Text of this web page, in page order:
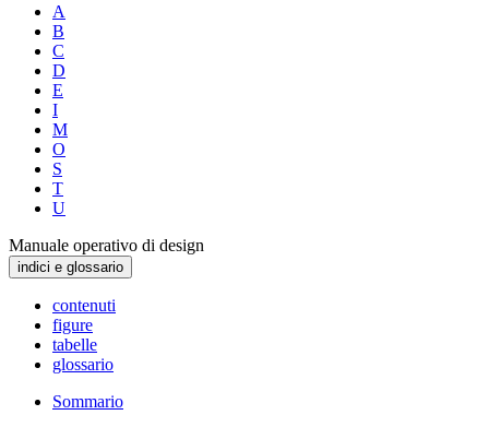
A
B
C
D
E
I
M
O
S
T
U
Manuale operativo di design
indici e glossario
contenuti
figure
tabelle
glossario
Sommario